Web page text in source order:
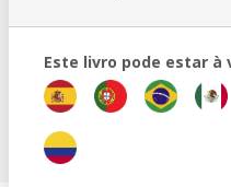
Este livro pode estar à